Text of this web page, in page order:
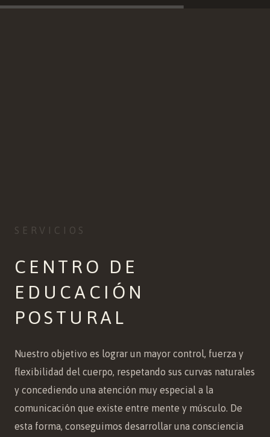
SERVICIOS
CENTRO DE
EDUCACIÓN
POSTURAL
Nuestro objetivo es lograr un mayor control, fuerza y
flexibilidad del cuerpo, respetando sus curvas naturales
y concediendo una atención muy especial a la
comunicación que existe entre mente y músculo. De
esta forma, conseguimos desarrollar una consciencia